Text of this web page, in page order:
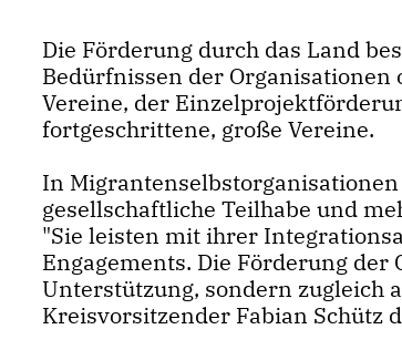
Die Förderung durch das Land
Bedürfnissen der
Vereine, der
fortgeschrittene, große Vereine.
In
gesellschaftliche Teilhabe und
"Sie leisten mit ihrer
Engagements. Die Förderung
Unterstützung, sondern zugleich
Kreisvorsitzender Fabian Schütz